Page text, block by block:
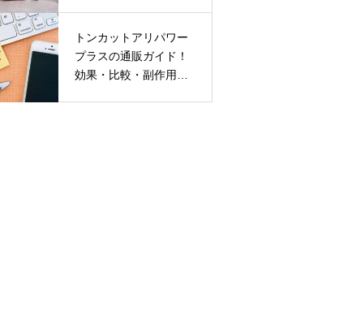
トンカットアリパワー
プラスの通販ガイド！
効果・比較・副作用・